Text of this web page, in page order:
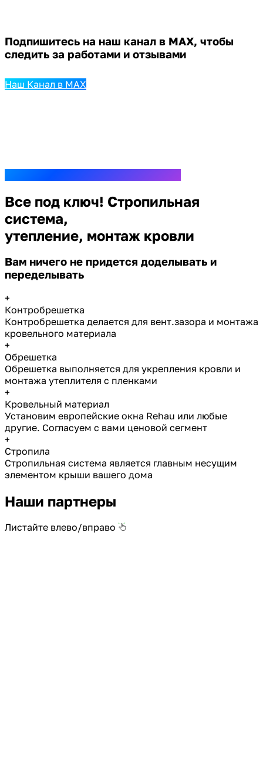
Подпишитесь на наш канал в MAX, чтобы
следить за работами и отзывами
Наш Канал в MAX
Все под ключ! Стропильная
система,
утепление, монтаж кровли
Вам ничего не придется доделывать и
переделывать
+
Контробрешетка
Контробрешетка делается для вент.зазора и монтажа
кровельного материала
+
Обрешетка
Обрешетка выполняется для укрепления кровли и
монтажа утеплителя с пленками
+
Кровельный материал
Установим европейские окна Rehau или любые
другие. Согласуем с вами ценовой сегмент
+
Стропила
Стропильная система является главным несущим
элементом крыши вашего дома
Наши партнеры
Листайте влево/вправо